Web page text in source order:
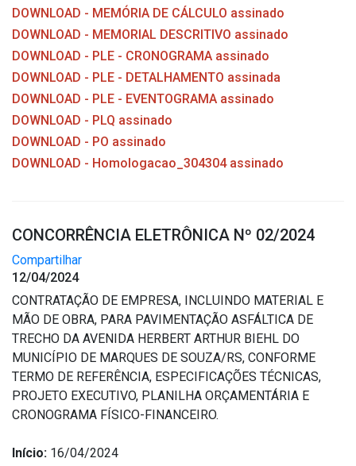
DOWNLOAD - MEMÓRIA DE CÁLCULO assinado
DOWNLOAD - MEMORIAL DESCRITIVO assinado
DOWNLOAD - PLE - CRONOGRAMA assinado
DOWNLOAD - PLE - DETALHAMENTO assinada
DOWNLOAD - PLE - EVENTOGRAMA assinado
DOWNLOAD - PLQ assinado
DOWNLOAD - PO assinado
DOWNLOAD - Homologacao_304304 assinado
CONCORRÊNCIA ELETRÔNICA Nº 02/2024
Compartilhar
12/04/2024
CONTRATAÇÃO DE EMPRESA, INCLUINDO MATERIAL E
MÃO DE OBRA, PARA PAVIMENTAÇÃO ASFÁLTICA DE
TRECHO DA AVENIDA HERBERT ARTHUR BIEHL DO
MUNICÍPIO DE MARQUES DE SOUZA/RS, CONFORME
TERMO DE REFERÊNCIA, ESPECIFICAÇÕES TÉCNICAS,
PROJETO EXECUTIVO, PLANILHA ORÇAMENTÁRIA E
CRONOGRAMA FÍSICO-FINANCEIRO.
Início: 16/04/2024